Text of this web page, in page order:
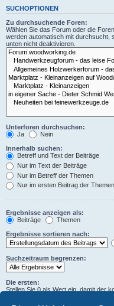
SUCHOPTIONEN
Zu durchsuchende Foren:
Wählen Sie das Forum oder die
werden automatisch mit durchsucht,
unten nicht deaktivieren.
Unterforen durchsuchen:
Ja
Nein
Innerhalb suchen:
Betreff und Text der Beiträge
Nur im Text der Beiträge
Nur im Betreff der Themen
Nur im ersten Beitrag der Themen
Ergebnisse anzeigen als:
Beiträge
Themen
Ergebnisse sortieren nach:
Suchzeitraum begrenzen:
Die ersten:
Stellen Sie 0 als Wert ein, damit der